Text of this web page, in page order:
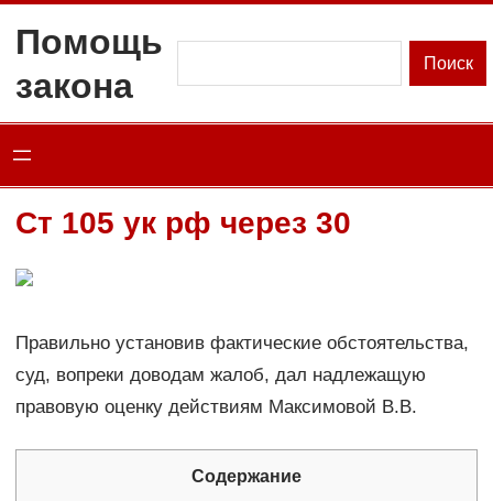
содержимому
Помощь
закона
Поиск
Ст 105 ук рф через 30
Правильно установив фактические обстоятельства,
суд, вопреки доводам жалоб, дал надлежащую
правовую оценку действиям Максимовой В.В.
Содержание